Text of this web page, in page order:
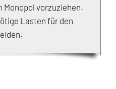
vorzuziehen.
Lasten für den